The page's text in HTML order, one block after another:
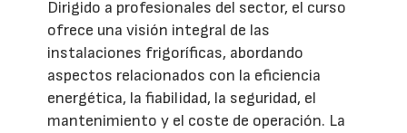
Dirigido a profesionales del sector, el curso
ofrece una visión integral de las
instalaciones frigoríficas, abordando
aspectos relacionados con la eficiencia
energética, la fiabilidad, la seguridad, el
mantenimiento y el coste de operación. La